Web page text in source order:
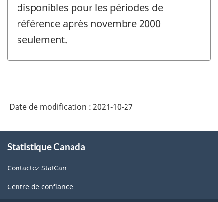
disponibles pour les périodes de
référence après novembre 2000
seulement.
Date de modification : 2021-10-27
propos
ce
site
Statistique Canada
Contactez StatCan
Centre de confiance